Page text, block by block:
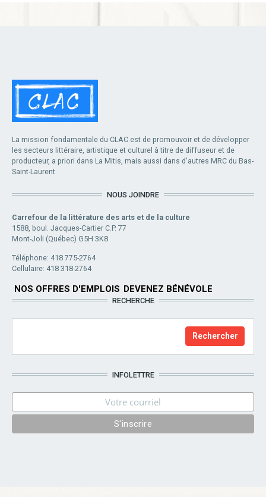
La mission fondamentale du CLAC est de promouvoir et de développer
les secteurs littéraire, artistique et culturel à titre de diffuseur et de
producteur, a priori dans La Mitis, mais aussi dans d'autres MRC du Bas-
Saint-Laurent.
NOUS JOINDRE
Carrefour de la littérature des arts et de la culture
1588, boul. Jacques-Cartier C.P. 77
Mont-Joli (Québec) G5H 3K8
Téléphone: 418 775-2764
Cellulaire: 418 318-2764
NOS OFFRES D'EMPLOIS DEVENEZ BÉNÉVOLE
RECHERCHE
INFOLETTRE